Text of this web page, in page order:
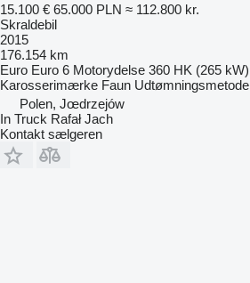
15.100 € 65.000 PLN ≈ 112.800 kr.
Skraldebil
2015
176.154 km
Euro Euro 6 Motorydelse 360 HK (265 kW)
Karosserimærke Faun Udtømningsmetode
Polen, Jœdrzejów
In Truck Rafał Jach
Kontakt sælgeren